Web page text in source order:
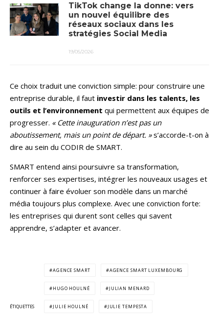
TikTok change la donne: vers
un nouvel équilibre des
réseaux sociaux dans les
stratégies Social Media
19/05/2026
Ce choix traduit une conviction simple: pour construire une
entreprise durable, il faut investir dans les talents, les
outils et l’environnement qui permettent aux équipes de
progresser. « Cette inauguration n’est pas un
aboutissement, mais un point de départ. »s’accorde-t-on à
dire au sein du CODIR de SMART.
SMART entend ainsi poursuivre sa transformation,
renforcer ses expertises, intégrer les nouveaux usages et
continuer à faire évoluer son modèle dans un marché
média toujours plus complexe. Avec une conviction forte:
les entreprises qui durent sont celles qui savent
apprendre, s’adapter et avancer.
ÉTIQUETTES
AGENCE SMART AGENCE SMART LUXEMBOURG
HUGO HOULNÉ JULIAN MENARD
JULIE HOULNÉ JULIE TEMPESTA